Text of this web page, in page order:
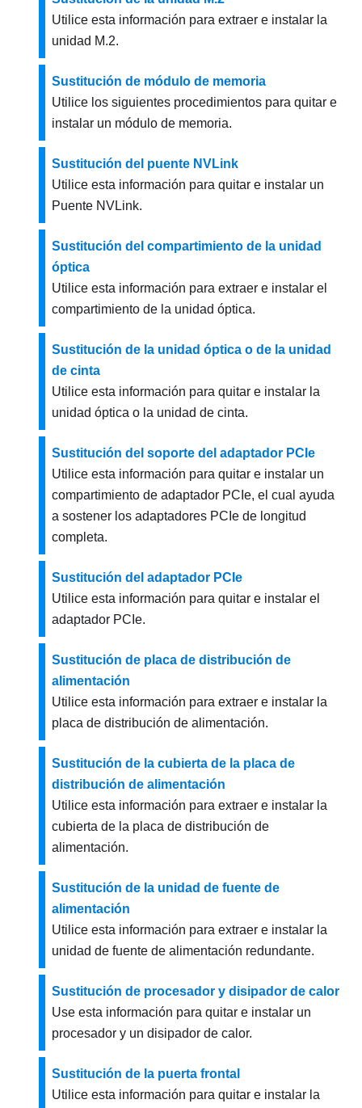
Utilice esta información para extraer e instalar la
unidad M.2.
Sustitución de módulo de memoria
Utilice los siguientes procedimientos para quitar e
instalar un módulo de memoria.
Sustitución del puente NVLink
Utilice esta información para quitar e instalar un
Puente NVLink.
Sustitución del compartimiento de la unidad
óptica
Utilice esta información para extraer e instalar el
compartimiento de la unidad óptica.
Sustitución de la unidad óptica o de la unidad
de cinta
Utilice esta información para quitar e instalar la
unidad óptica o la unidad de cinta.
Sustitución del soporte del adaptador PCIe
Utilice esta información para quitar e instalar un
compartimiento de adaptador PCIe, el cual ayuda
a sostener los adaptadores PCIe de longitud
completa.
Sustitución del adaptador PCIe
Utilice esta información para quitar e instalar el
adaptador PCIe.
Sustitución de placa de distribución de
alimentación
Utilice esta información para extraer e instalar la
placa de distribución de alimentación.
Sustitución de la cubierta de la placa de
distribución de alimentación
Utilice esta información para extraer e instalar la
cubierta de la placa de distribución de
alimentación.
Sustitución de la unidad de fuente de
alimentación
Utilice esta información para extraer e instalar la
unidad de fuente de alimentación redundante.
Sustitución de procesador y disipador de calor
Use esta información para quitar e instalar un
procesador y un disipador de calor.
Sustitución de la puerta frontal
Utilice esta información para quitar e instalar la